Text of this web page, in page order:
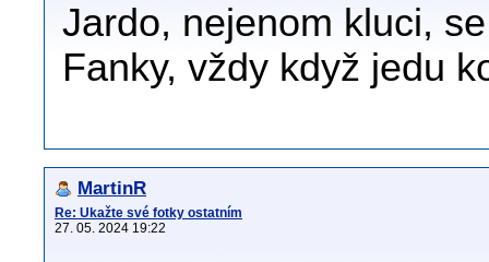
Jardo, nejenom kluci,
Fanky, vždy když jedu
MartinR
Re: Ukažte své fotky ostatním
27. 05. 2024 19:22